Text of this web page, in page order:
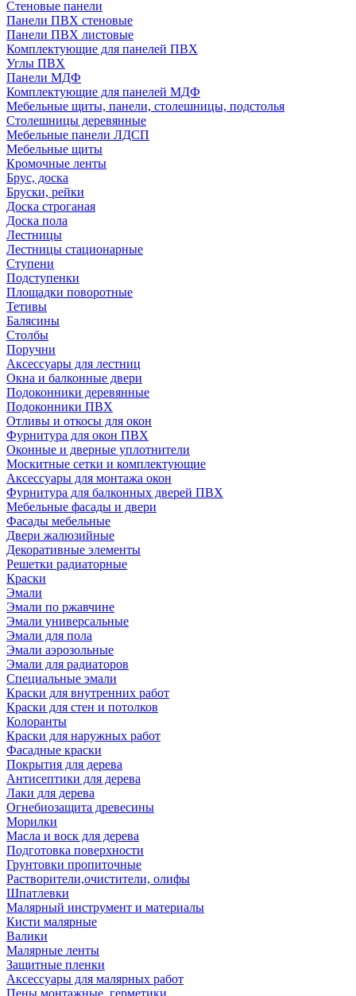
Стеновые панели
Панели ПВХ стеновые
Панели ПВХ листовые
Комплектующие для панелей ПВХ
Углы ПВХ
Панели МДФ
Комплектующие для панелей МДФ
Мебельные щиты, панели, столешницы, подстолья
Столешницы деревянные
Мебельные панели ЛДСП
Мебельные щиты
Кромочные ленты
Брус, доска
Бруски, рейки
Доска строганая
Доска пола
Лестницы
Лестницы стационарные
Ступени
Подступенки
Площадки поворотные
Тетивы
Балясины
Столбы
Поручни
Аксессуары для лестниц
Окна и балконные двери
Подоконники деревянные
Подоконники ПВХ
Отливы и откосы для окон
Фурнитура для окон ПВХ
Оконные и дверные уплотнители
Москитные сетки и комплектующие
Аксессуары для монтажа окон
Фурнитура для балконных дверей ПВХ
Мебельные фасады и двери
Фасады мебельные
Двери жалюзийные
Декоративные элементы
Решетки радиаторные
Краски
Эмали
Эмали по ржавчине
Эмали универсальные
Эмали для пола
Эмали аэрозольные
Эмали для радиаторов
Специальные эмали
Краски для внутренних работ
Краски для стен и потолков
Колоранты
Краски для наружных работ
Фасадные краски
Покрытия для дерева
Антисептики для дерева
Лаки для дерева
Огнебиозащита древесины
Морилки
Масла и воск для дерева
Подготовка поверхности
Грунтовки пропиточные
Растворители,очистители, олифы
Шпатлевки
Малярный инструмент и материалы
Кисти малярные
Валики
Малярные ленты
Защитные пленки
Аксессуары для малярных работ
Пены монтажные, герметики